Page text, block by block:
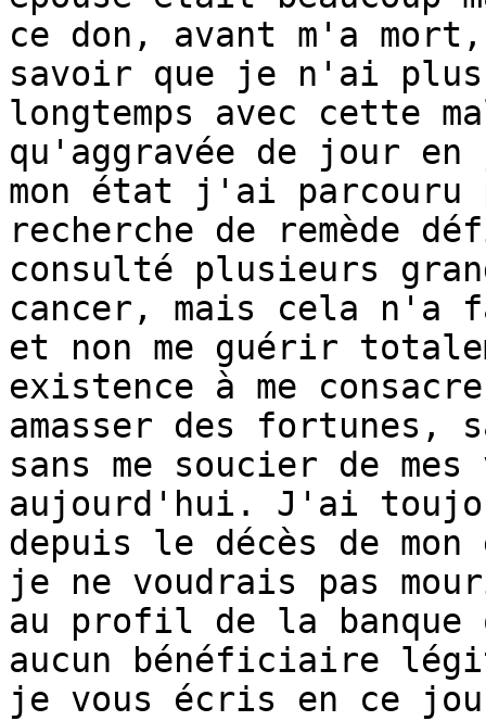
ce don, avant m'a
savoir que je n'ai plus
longtemps avec cette
qu'aggravée de jour
mon état j'ai parcouru
recherche de
consulté plusieurs
cancer, mais cela n'a
et non me guérir
existence à me
amasser des fortunes,
sans me soucier de mes
aujourd'hui. J'ai
depuis le décès de mon
je ne voudrais pas
au profil de la banque
aucun bénéficiaire
je vous écris en ce